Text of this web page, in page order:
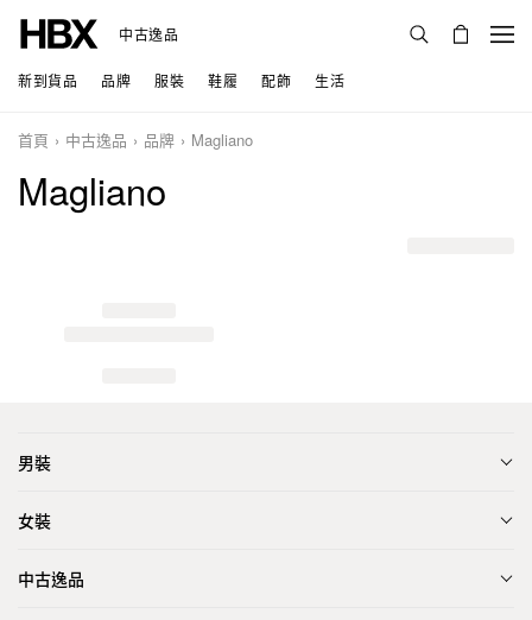
中古逸品
新到貨品 品牌 服裝 鞋履 配飾 生活
首頁 中古逸品 品牌 Magliano
Magliano
男裝
女裝
中古逸品